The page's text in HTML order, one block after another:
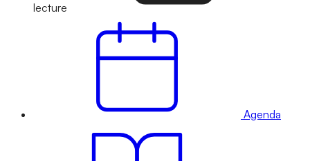
lecture
Agenda